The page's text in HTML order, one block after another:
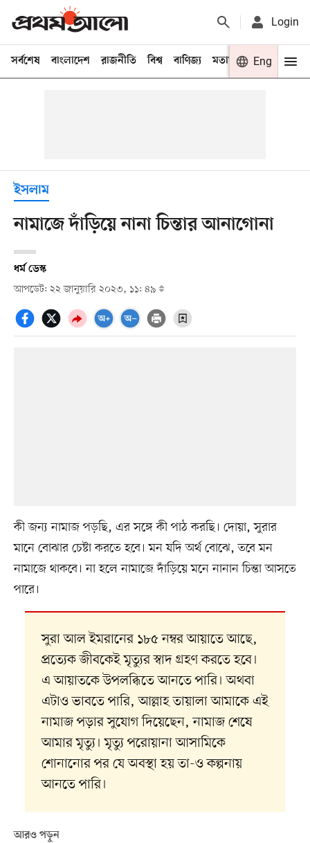
Login
সর্বশেষ বাংলাদেশ রাজনীতি বিশ্ব বাণিজ্য মতামত খেলা
Eng
ইসলাম
নামাজে দাঁড়িয়ে নানা চিন্তার আনাগোনা
ধর্ম ডেস্ক
আপডেট: ২২ জানুয়ারি ২০২৩, ১১: ৪৯
কী জন্য নামাজ পড়ছি, এর সঙ্গে কী পাঠ করছি। দোয়া, সুরার
মানে বোঝার চেষ্টা করতে হবে। মন যদি অর্থ বোঝে, তবে মন
নামাজে থাকবে। না হলে নামাজে দাঁড়িয়ে মনে নানান চিন্তা আসতে
পারে।
সুরা আল ইমরানের ১৮৫ নম্বর আয়াতে আছে,
প্রত্যেক জীবকেই মৃত্যুর স্বাদ গ্রহণ করতে হবে।
এ আয়াতকে উপলব্ধিতে আনতে পারি। অথবা
এটাও ভাবতে পারি, আল্লাহ তায়ালা আমাকে এই
নামাজ পড়ার সুযোগ দিয়েছেন, নামাজ শেষে
আমার মৃত্যু। মৃত্যু পরোয়ানা আসামিকে
শোনানোর পর যে অবস্থা হয় তা-ও কল্পনায়
আনতে পারি।
আরও পড়ুন